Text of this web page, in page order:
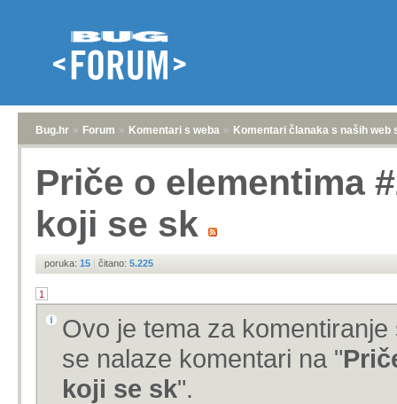
Bug.hr » Forum » Komentari s weba » Komentari članaka s naših web
Priče o elementima
koji se sk
poruka: 15 | čitano: 5.225
1
Ovo je tema za
se nalaze komentari na "
koji se sk".